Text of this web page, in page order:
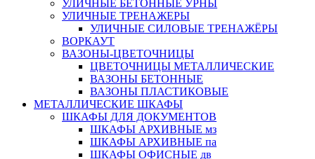
УЛИЧНЫЕ БЕТОННЫЕ УРНЫ
УЛИЧНЫЕ ТРЕНАЖЕРЫ
УЛИЧНЫЕ СИЛОВЫЕ ТРЕНАЖЁРЫ
ВОРКАУТ
ВАЗОНЫ-ЦВЕТОЧНИЦЫ
ЦВЕТОЧНИЦЫ МЕТАЛЛИЧЕСКИЕ
ВАЗОНЫ БЕТОННЫЕ
ВАЗОНЫ ПЛАСТИКОВЫЕ
МЕТАЛЛИЧЕСКИЕ ШКАФЫ
ШКАФЫ ДЛЯ ДОКУМЕНТОВ
ШКАФЫ АРХИВНЫЕ мз
ШКАФЫ АРХИВНЫЕ па
ШКАФЫ ОФИСНЫЕ дв